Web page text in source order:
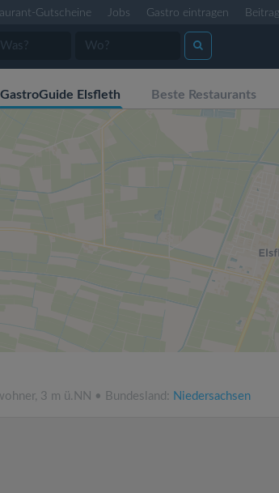
Gutscheine Jobs Gastro eintragen
GastroGuide Elsfleth Beste Restaurants
3 m ü.NN • Bundesland: Niedersachsen